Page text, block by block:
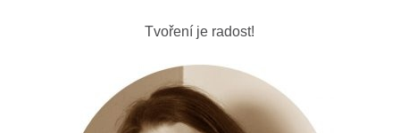
Tvoření je radost!